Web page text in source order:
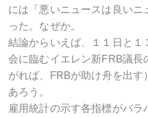
には「悪いニュースは良い
った。なぜか。
結論からいえば、１１日と
会に臨むイエレン新FRB議
がれば、FRBが助け舟を出
あろう。
雇用統計の示す各指標がバ